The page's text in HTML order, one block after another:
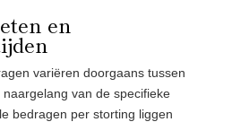
en
variëren doorgaans tussen
van de specifieke
bedragen per storting liggen